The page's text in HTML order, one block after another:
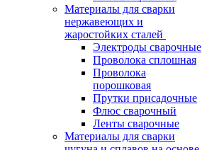
Материалы для сварки
нержавеющих и
жаростойких сталей
Электроды сварочные
Проволока сплошная
Проволока
порошковая
Прутки присадочные
Флюс сварочный
Ленты сварочные
Материалы для сварки